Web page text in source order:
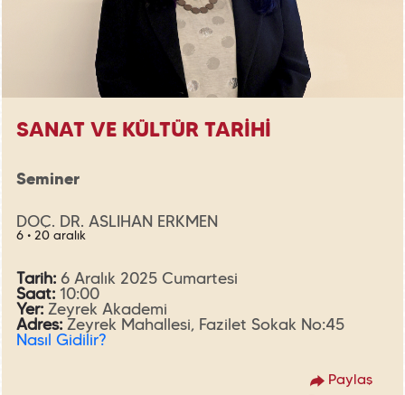
SANAT VE KÜLTÜR TARİHİ
Seminer
DOÇ. DR. ASLIHAN ERKMEN
6 • 20 aralık
Tarih: 6 Aralık 2025 Cumartesi
Saat: 10:00
Yer: Zeyrek Akademi
Adres:Zeyrek Mahallesi, Fazilet Sokak No:45
Nasıl Gidilir?
Paylaş